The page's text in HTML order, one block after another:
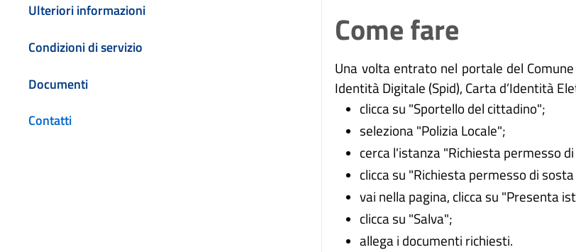
Ulteriori informazioni
Condizioni di servizio
Documenti
Contatti
Come fare
Una volta entrato nel portale del
Identità Digitale (Spid), Carta d’Identità
clicca su "Sportello del cittadino";
seleziona "Polizia Locale";
cerca l'istanza "Richiesta permesso
clicca su "Richiesta permesso di
vai nella pagina, clicca su "Presenta
clicca su "Salva";
allega i documenti richiesti.